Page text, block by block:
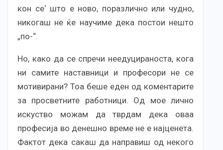
кон се‘ што е ново, поразлично или чудно,
никогаш не ќе научиме дека постои нешто
„по-“.
Но, како да се спречи неедуцираноста, кога
ни самите наставници и професори не се
мотивирани? Тоа беше еден од коментарите
за просветните работници. Од мое лично
искуство можам да тврдам дека оваа
професија во денешно време не е најценета.
Фактот дека сакаш да направиш од некого